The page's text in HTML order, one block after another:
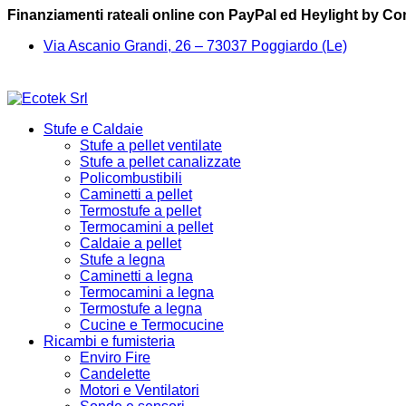
Finanziamenti rateali online con PayPal ed Heylight by
Via Ascanio Grandi, 26 – 73037 Poggiardo (Le)
Stufe e Caldaie
Stufe a pellet ventilate
Stufe a pellet canalizzate
Policombustibili
Caminetti a pellet
Termostufe a pellet
Termocamini a pellet
Caldaie a pellet
Stufe a legna
Caminetti a legna
Termocamini a legna
Termostufe a legna
Cucine e Termocucine
Ricambi e fumisteria
Enviro Fire
Candelette
Motori e Ventilatori